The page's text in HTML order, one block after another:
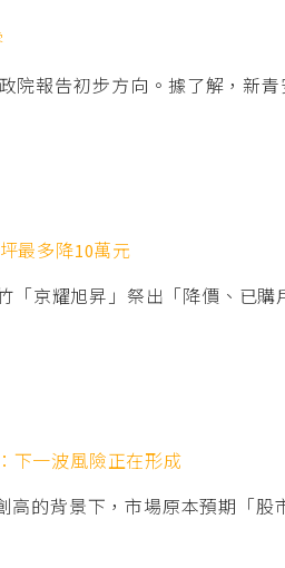
院報告初步方向。據了解，新
最多降10萬元
京耀旭昇」祭出「降價、已
下一波風險正在形成
的背景下，市場原本預期「